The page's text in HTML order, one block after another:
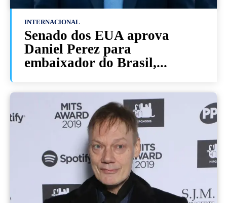
INTERNACIONAL
Senado dos EUA aprova
Daniel Perez para
embaixador do Brasil,...